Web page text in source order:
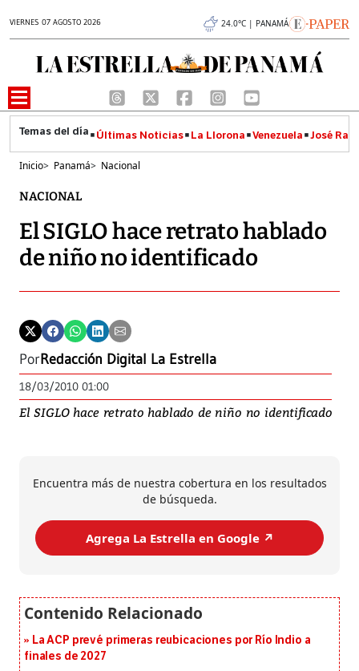
VIERNES 07 AGOSTO 2026 24.0°C | PANAMÁ
Últimas Noticias La Llorona Venezuela José
Inicio> Panamá> Nacional
NACIONAL
El SIGLO hace retrato hablado
de niño no identificado
PorRedacción Digital La Estrella
18/03/2010 01:00
El SIGLO hace retrato hablado de niño no identificado
Encuentra más de nuestra cobertura en los resultados
de búsqueda.
Agrega La Estrella en Google ↗️
La ACP prevé primeras reubicaciones por Río Indio a
finales de 2027